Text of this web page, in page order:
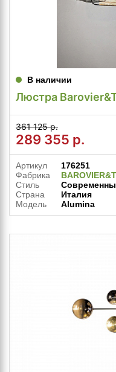
В наличии
Люстра
361 125 р.
289 355 р.
Артикул
176251
Фабрика
Стиль
Страна
Италия
Модель
Alumina